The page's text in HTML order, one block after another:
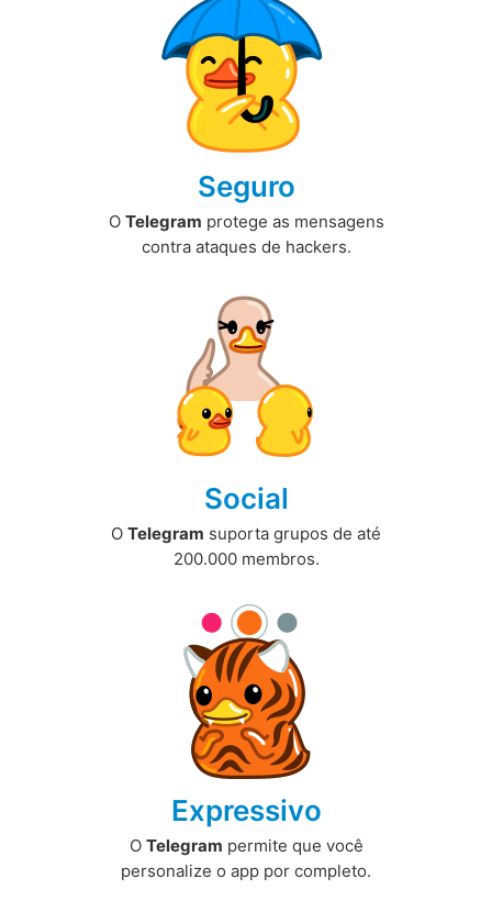
Seguro
O Telegram protege as mensagens
contra ataques de hackers.
Social
O Telegram suporta grupos de até
200.000 membros.
Expressivo
O Telegram permite que você
personalize o app por completo.